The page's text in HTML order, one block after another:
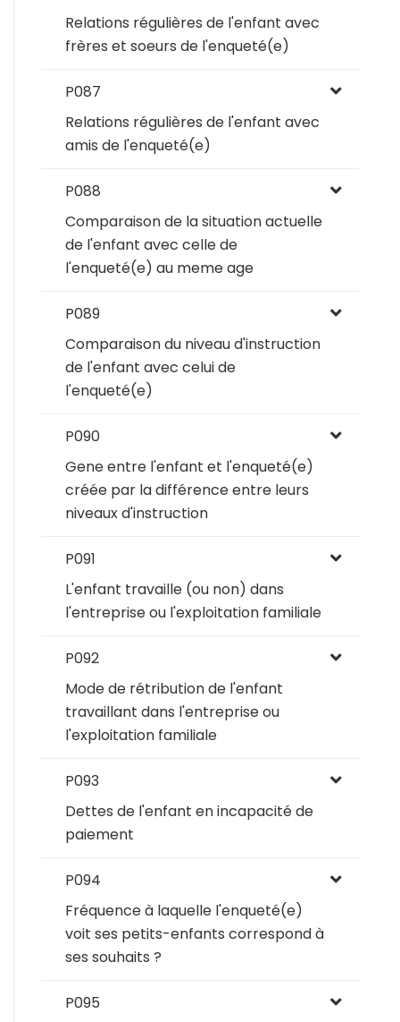
Relations régulières de l'enfant avec
frères et soeurs de l'enqueté(e)
P087
Relations régulières de l'enfant avec
amis de l'enqueté(e)
P088
Comparaison de la situation actuelle
de l'enfant avec celle de
l'enqueté(e) au meme age
P089
Comparaison du niveau d'instruction
de l'enfant avec celui de
l'enqueté(e)
P090
Gene entre l'enfant et l'enqueté(e)
créée par la différence entre leurs
niveaux d'instruction
P091
L'enfant travaille (ou non) dans
l'entreprise ou l'exploitation familiale
P092
Mode de rétribution de l'enfant
travaillant dans l'entreprise ou
l'exploitation familiale
P093
Dettes de l'enfant en incapacité de
paiement
P094
Fréquence à laquelle l'enqueté(e)
voit ses petits-enfants correspond à
ses souhaits ?
P095